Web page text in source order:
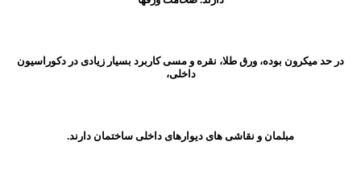
در حد میکرون بوده، ورق طلا، نقره و مسی کاربرد بسیار زیادی در دکوراسیون
داخلی،
مبلمان و نقاشی های دیوارهای داخلی ساختمان دارند.